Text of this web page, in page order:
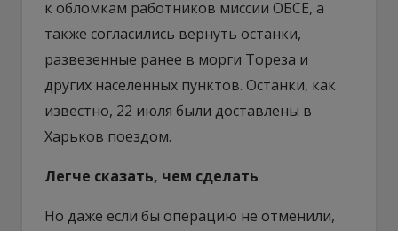
к обломкам работников миссии ОБСЕ, а
также согласились вернуть останки,
развезенные ранее в морги Тореза и
других населенных пунктов. Останки, как
известно, 22 июля были доставлены в
Харьков поездом.
Легче сказать, чем сделать
Но даже если бы операцию не отменили,